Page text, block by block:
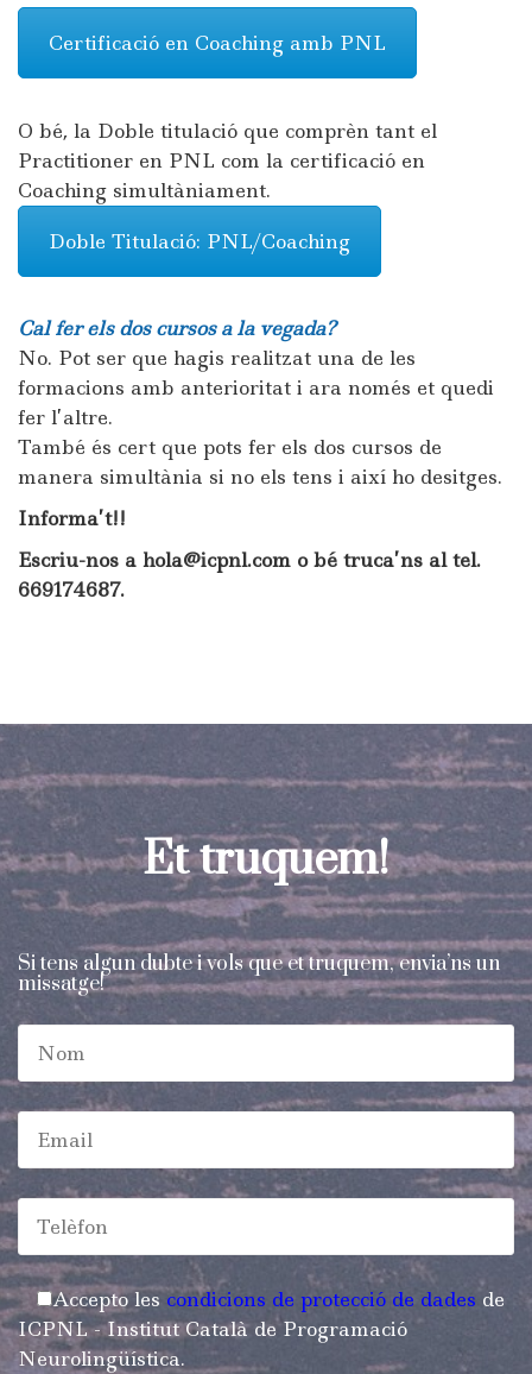
Certificació en Coaching amb PNL
O bé, la Doble titulació que comprèn tant el
Practitioner en PNL com la certificació en
Coaching simultàniament.
Doble Titulació: PNL/Coaching
Cal fer els dos cursos a la vegada?
No. Pot ser que hagis realitzat una de les
formacions amb anterioritat i ara només et quedi
fer l’altre.
També és cert que pots fer els dos cursos de
manera simultània si no els tens i així ho desitges.
Informa’t!!
Escriu-nos a hola@icpnl.com o bé truca’ns al tel.
669174687.
Et truquem!
Si tens algun dubte i vols que et truquem, envia’ns un
missatge!
Accepto lescondicions de protecció de dades de
ICPNL -Institut Català de Programació
Neurolingüística.